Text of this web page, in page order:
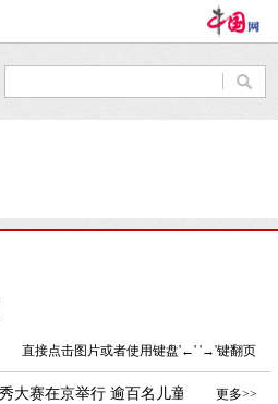
直接点击图片或者使用键盘'←' '→'键翻页